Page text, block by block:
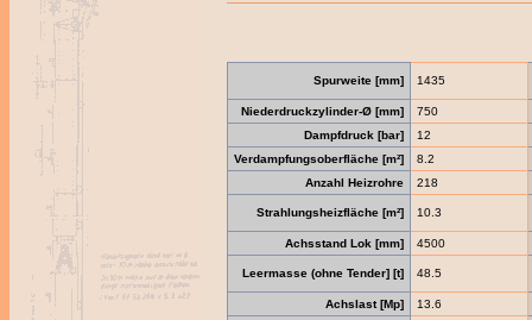
Spurweite [mm] 1435
Niederdruckzylinder-Ø [mm]
750
Dampfdruck [bar]
12
Verdampfungsoberfläche [m²]
8.2
Anzahl Heizrohre
218
Strahlungsheizfläche [m²] 10.3
Achsstand Lok [mm] 4500
Leermasse (ohne Tender] [t] 48.5
Achslast [Mp]
13.6